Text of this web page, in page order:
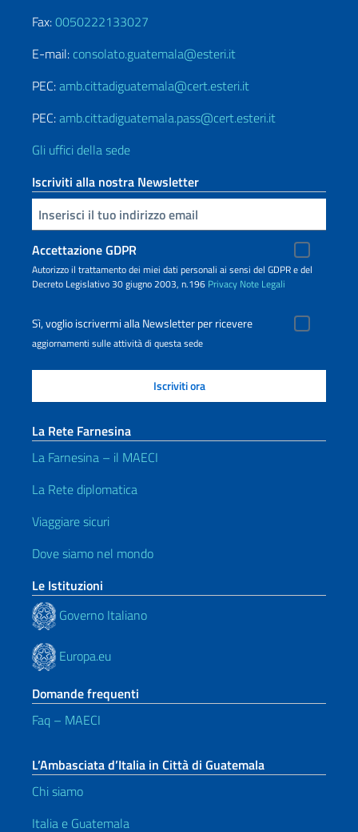
Fax:0050222133027
E-mail: consolato.guatemala@esteri.it
PEC:amb.cittadiguatemala@cert.esteri.it
PEC:amb.cittadiguatemala.pass@cert.esteri.it
Gli uffici della sede
Iscriviti alla nostra Newsletter
Inserisci la tua email
Accettazione GDPR
Autorizzo il trattamento dei miei dati personali ai sensi del GDPR e del
Decreto Legislativo 30 giugno 2003, n.196 Privacy Note Legali
Sì, voglio iscrivermi alla Newsletter per ricevere
aggiornamenti sulle attività di questa sede
La Rete Farnesina
La Farnesina – il MAECI
La Rete diplomatica
Viaggiare sicuri
Dove siamo nel mondo
Le Istituzioni
Governo Italiano
Europa.eu
Domande frequenti
Faq – MAECI
L’Ambasciata d’Italia in Città di Guatemala
Chi siamo
Italia e Guatemala